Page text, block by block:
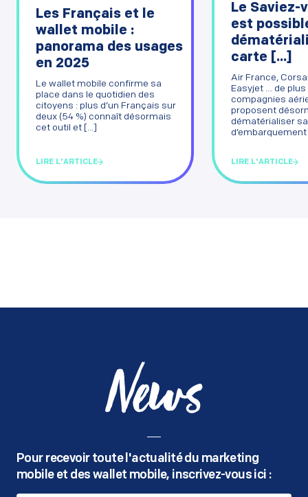
Les Français et le
wallet mobile :
panorama des usages
en 2025
Le wallet mobile confirme sa
place dans le quotidien des
citoyens : plus d’un Français sur
deux (54 %) connaît désormais
cet outil et [...]
LIRE L'ARTICLE
Le Saviez-
est
carte [...]
Air France,
Easyjet … de
compagnies
proposent
dématérialiser
d’embarquement
LIRE L'ARTICLE
News
Pour recevoir toute l'actualité du marketing
mobile et des wallet mobile, inscrivez-vous ici :